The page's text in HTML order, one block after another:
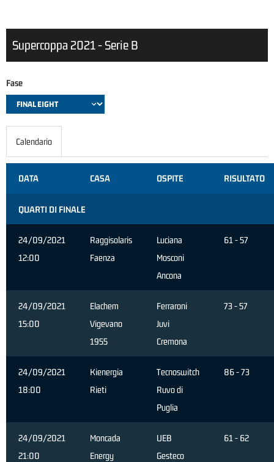
Supercoppa 2021 - Serie B
Fase
Calendario
DATA CASA OSPITE RISULTATO
QUARTI DI FINALE
24/09/2021
12:00
Raggisolaris
Faenza
Luciana
Mosconi
Ancona
61 - 57
24/09/2021
15:00
Elachem
Vigevano
1955
Ferraroni
Juvi
Cremona
73 - 57
24/09/2021
18:00
Kienergia
Rieti
Tecnoswitch
Ruvo di
Puglia
86 - 73
24/09/2021
21:00
Moncada
Energy
UEB
Gesteco
61 - 62